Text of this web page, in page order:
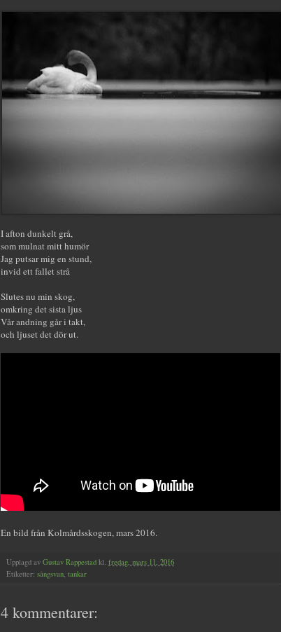
I afton dunkelt grå,
som mulnat mitt humör
Jag putsar mig en stund,
invid ett fallet strå
Slutes nu min skog,
omkring det sista ljus
Vår andning går i takt,
och ljuset det dör ut.
En bild från Kolmårdsskogen, mars 2016.
Upplagd av Gustav Rappestad kl. fredag, mars 11, 2016
Etiketter: sångsvan, tankar
4 kommentarer: